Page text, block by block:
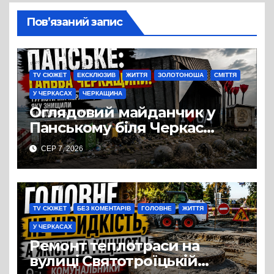
Пов’язаний запис
TV СЮЖЕТ ЕКСКЛЮЗИВ ЖИТТЯ ЗОЛОТОНОША СМІТТЯ
У ЧЕРКАСАХ ЧЕРКАЩИНА
Оглядовий майданчик у
Панському біля Черкас
перетворився на занедбане
сміттєзвалище
СЕР 7, 2026
TV СЮЖЕТ БЕЗ КОМЕНТАРІВ ГОЛОВНЕ ЖИТТЯ
У ЧЕРКАСАХ
Ремонт теплотраси на
вулиці Святотроїцькій